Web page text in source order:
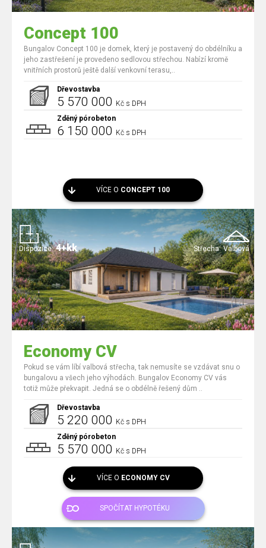
Concept 100
Bungalov Concept 100 je domek, který je postavený do obdélníku a
jeho zastřešení je provedeno sedlovou střechou. Nabízí kromě
vnitřních prostorů ještě další venkovní terasu,..
Dřevostavba
5 570 000 Kč s DPH
Zděný pórobeton
6 150 000 Kč s DPH
VÍCE O CONCEPT 100
Střecha: Valbová
Dispozice: 4+kk
Economy CV
Pokud se vám líbí valbová střecha, tak nemusíte se vzdávat snu o
bungalovu a všech jeho výhodách. Bungalov Economy CV vás
totiž může překvapit. Jedná se o obdélně řešený dům ..
Dřevostavba
5 220 000 Kč s DPH
Zděný pórobeton
5 570 000 Kč s DPH
VÍCE O ECONOMY CV
SPOČÍTAT HYPOTÉKU